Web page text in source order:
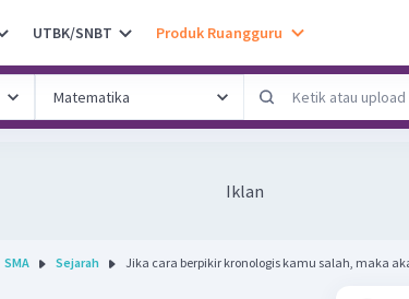
UTBK/SNBT Produk Ruangguru
Iklan
SMA Sejarah Jika cara berpikir kronologis kamu salah, maka